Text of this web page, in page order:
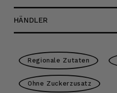
HÄNDLER
Regionale Zutaten
Ohne Zuckerzusatz